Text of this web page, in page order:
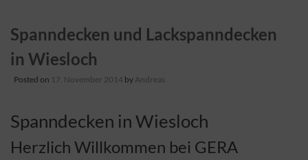
to
Spanndecken und Lackspanndecken
in Wiesloch
Posted on 17. November 2014 by Andreas
Spanndecken in Wiesloch
Herzlich Willkommen bei GERA